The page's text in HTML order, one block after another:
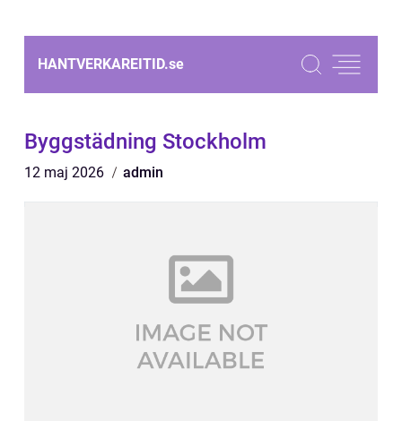
HANTVERKAREITID.se
Byggstädning Stockholm
12 maj 2026 admin